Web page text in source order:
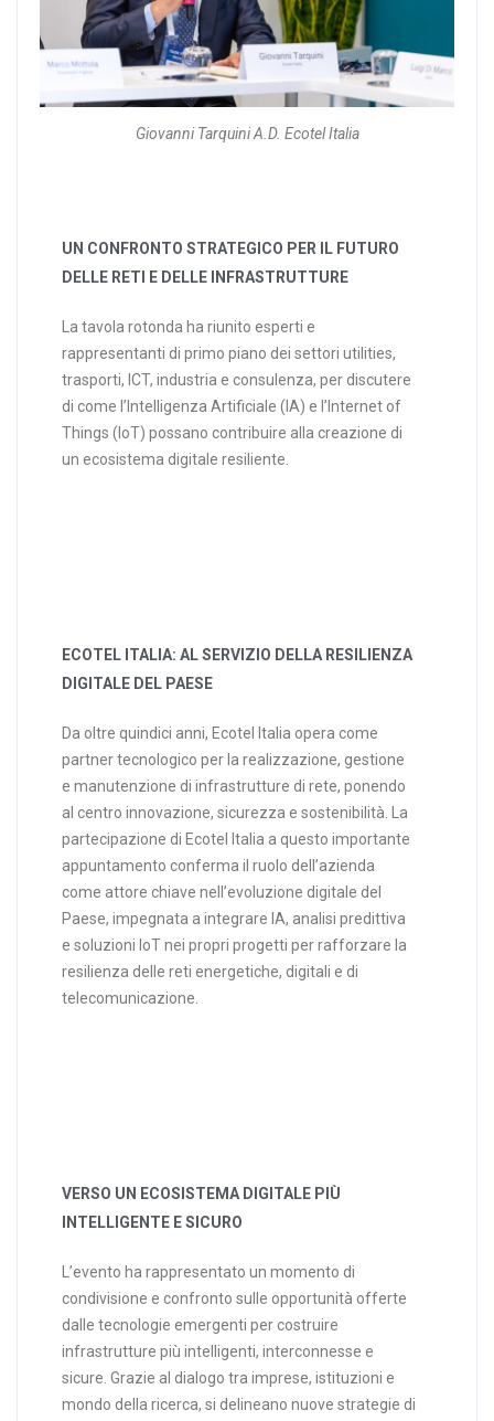
Giovanni Tarquini A.D. Ecotel Italia
UN CONFRONTO STRATEGICO PER IL FUTURO
DELLE RETI E DELLE INFRASTRUTTURE
La tavola rotonda ha riunito esperti e
rappresentanti di primo piano dei settori utilities,
trasporti, ICT, industria e consulenza, per discutere
di come l’Intelligenza Artificiale (IA) e l’Internet of
Things (IoT) possano contribuire alla creazione di
un ecosistema digitale resiliente.
ECOTEL ITALIA: AL SERVIZIO DELLA RESILIENZA
DIGITALE DEL PAESE
Da oltre quindici anni, Ecotel Italia opera come
partner tecnologico per la realizzazione, gestione
e manutenzione di infrastrutture di rete, ponendo
al centro innovazione, sicurezza e sostenibilità. La
partecipazione di Ecotel Italia a questo importante
appuntamento conferma il ruolo dell’azienda
come attore chiave nell’evoluzione digitale del
Paese, impegnata a integrare IA, analisi predittiva
e soluzioni IoT nei propri progetti per rafforzare la
resilienza delle reti energetiche, digitali e di
telecomunicazione.
VERSO UN ECOSISTEMA DIGITALE PIÙ
INTELLIGENTE E SICURO
L’evento ha rappresentato un momento di
condivisione e confronto sulle opportunità offerte
dalle tecnologie emergenti per costruire
infrastrutture più intelligenti, interconnesse e
sicure. Grazie al dialogo tra imprese, istituzioni e
mondo della ricerca, si delineano nuove strategie di